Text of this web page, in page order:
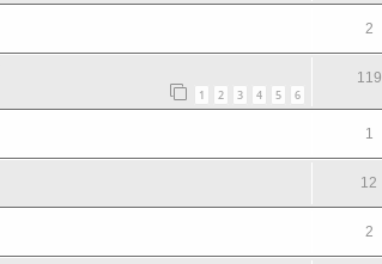
2
1 2 3 4 5 6
119
1
12
2